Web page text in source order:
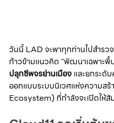
วันนี้ LAD จะพาทุกท่านไปสำรว
ก้าวข้ามแนวคิด “พัฒนาเฉพาะพื้
ปลุกชีพจรย่านเมือง และยกระดั
ออกแบบระบบนิเวศแห่งความส
Ecosystem) ที่กำลังจะเปิดให้สั